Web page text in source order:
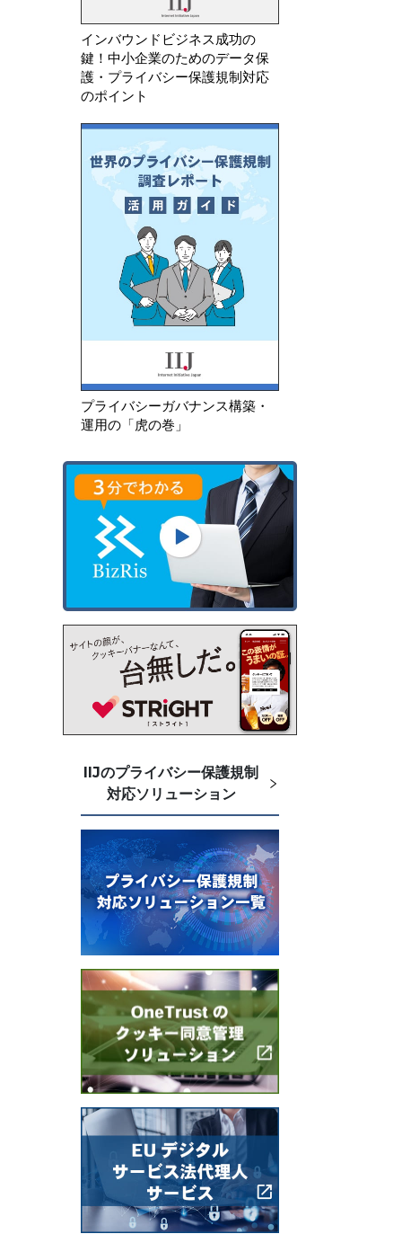
インバウンドビジネス成功の
鍵！中小企業のためのデータ保
護・プライバシー保護規制対応
のポイント
プライバシーガバナンス構築・
運用の「虎の巻」
IIJのプライバシー保護規制
対応ソリューション